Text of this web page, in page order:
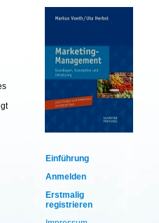
Einführung
Anmelden
Erstmalig
registrieren